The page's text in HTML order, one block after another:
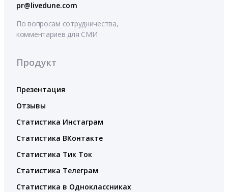
pr@livedune.com
По вопросам сотрудничества,
комментариев для СМИ
Продукт
Презентация
Отзывы
Статистика Инстаграм
Статистика ВКонтакте
Статистика Тик Ток
Статистика Телеграм
Статистика в Одноклассниках